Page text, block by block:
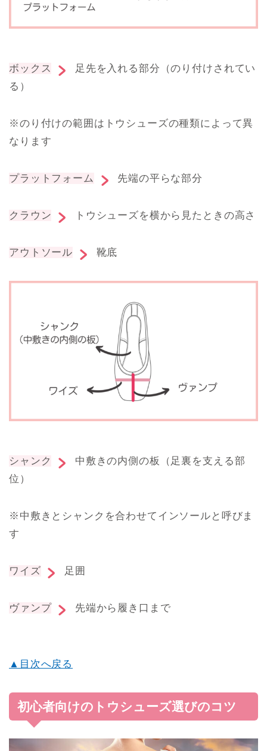
ボックス
足先を入れる部分（のり付けされてい
る）
※のり付けの範囲はトウシューズの種類によって異
なります
プラットフォーム 先端の平らな部分
クラウン トウシューズを横から見たときの高さ
アウトソール 靴底
シャンク
中敷きの内側の板（足裏を支える部
位）
※中敷きとシャンクを合わせてインソールと呼びま
す
ワイズ 足囲
ヴァンプ 先端から履き口まで
▲目次へ戻る
初心者向けのトウシューズ選びのコツ